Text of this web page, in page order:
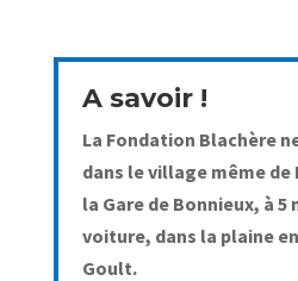
A savoir !
La Fondation Blachère
dans le village même de
la Gare de Bonnieux, à 5
voiture, dans la plaine
Goult.